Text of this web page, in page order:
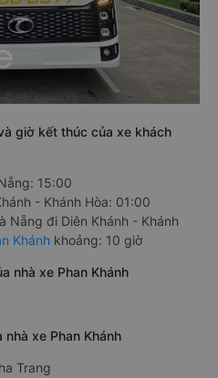
giờ kết thúc của xe khách
15:00
- Khánh Hòa: 01:00
Nẵng đi Diên Khánh - Khánh
Khánh khoảng: 10 giờ
nhà xe Phan Khánh
xe Phan Khánh
Trang